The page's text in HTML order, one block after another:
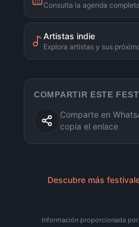
Consulta la agenda
Artistas indie
Explora artistas y sus
COMPARTIR ESTE
Comparte en
copia el enlace
Descubre más
Información proporcionada